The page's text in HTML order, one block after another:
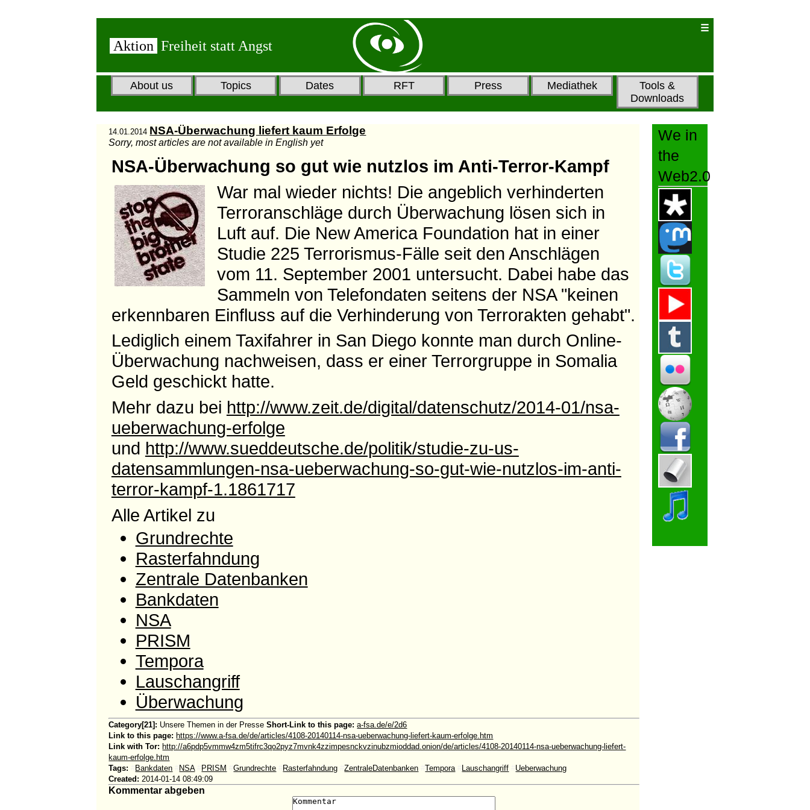
Aktion Freiheit statt Angst
About us Topics Dates RFT Press Mediathek
Tools &
Downloads
14.01.2014 NSA-Überwachung liefert kaum Erfolge
Sorry, most articles are not available in English yet
NSA-Überwachung so gut wie nutzlos im Anti-Terror-Kampf
War mal wieder nichts! Die angeblich verhinderten
Terroranschläge durch Überwachung lösen sich in
Luft auf. Die New America Foundation hat in einer
Studie 225 Terrorismus-Fälle seit den Anschlägen
vom 11. September 2001 untersucht. Dabei habe das
Sammeln von Telefondaten seitens der NSA "keinen
erkennbaren Einfluss auf die Verhinderung von Terrorakten gehabt".
Lediglich einem Taxifahrer in San Diego konnte man durch Online-
Überwachung nachweisen, dass er einer Terrorgruppe in Somalia
Geld geschickt hatte.
Mehr dazu bei http://www.zeit.de/digital/datenschutz/2014-01/nsa-
ueberwachung-erfolge
und http://www.sueddeutsche.de/politik/studie-zu-us-
datensammlungen-nsa-ueberwachung-so-gut-wie-nutzlos-im-anti-
terror-kampf-1.1861717
Alle Artikel zu
Grundrechte
Rasterfahndung
Zentrale Datenbanken
Bankdaten
NSA
PRISM
Tempora
Lauschangriff
Überwachung
Category[21]: Unsere Themen in der PresseShort-Link to this page: a-fsa.de/e/2d6
Link to this page: https://www.a-fsa.de/de/articles/4108-20140114-nsa-ueberwachung-liefert-kaum-erfolge.htm
Link with Tor: http://a6pdp5vmmw4zm5tifrc3qo2pyz7mvnk4zzimpesnckvzinubzmioddad.onion/de/articles/4108-20140114-nsa-ueberwachung-liefert-
kaum-erfolge.htm
Tags:
Bankdaten NSA PRISM #Grundrechte Rasterfahndung #ZentraleDatenbanken #Tempora Lauschangriff
Ueberwachung
Created: 2014-01-14 08:49:09
Kommentar abgeben
We in
the
Web2.0